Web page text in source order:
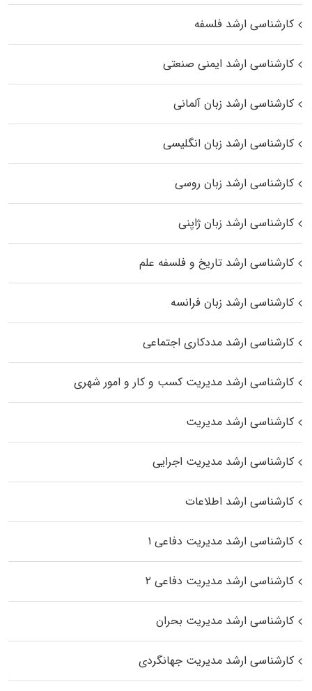
کارشناسی ارشد فلسفه
کارشناسی ارشد ایمنی صنعتی
کارشناسی ارشد زبان آلمانی
کارشناسی ارشد زبان انگلیسی
کارشناسی ارشد زبان روسی
کارشناسی ارشد زبان ژاپنی
کارشناسی ارشد تاریخ و فلسفه علم
کارشناسی ارشد زبان فرانسه
کارشناسی ارشد مددکاری اجتماعی
کارشناسی ارشد مدیریت کسب و کار و امور شهری
کارشناسی ارشد مدیریت
کارشناسی ارشد مدیریت اجرایی
کارشناسی ارشد اطلاعات
کارشناسی ارشد مدیریت دفاعی ۱
کارشناسی ارشد مدیریت دفاعی ۲
کارشناسی ارشد مدیریت بحران
کارشناسی ارشد مدیریت جهانگردی